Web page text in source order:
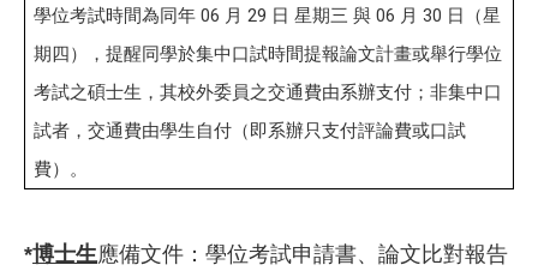
學位考試時間為同年 06 月 29 日 星期三 與 06 月 30 日（星
期四），提醒同學於集中口試時間提報論文計畫或舉行學位
考試之碩士生，其校外委員之交通費由系辦支付；非集中口
試者，交通費由學生自付（即系辦只支付評論費或口試
費）。
*博士生應備文件：學位考試申請書、論文比對報告